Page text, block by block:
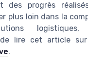
des progrès
plus loin dans la
de lire cet article
.